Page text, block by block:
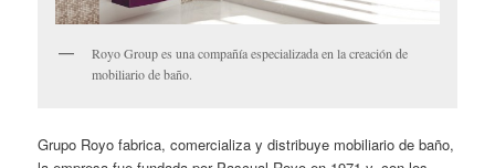
Royo Group es una compañía especializada en la creación de
mobiliario de baño.
Grupo Royo fabrica, comercializa y distribuye mobiliario de baño,